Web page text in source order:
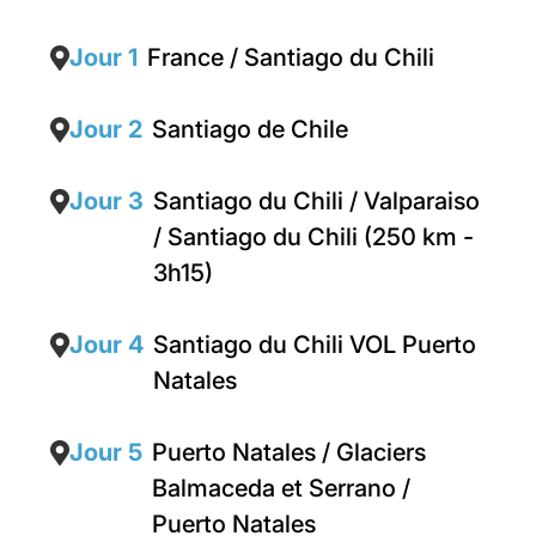
Jour 1 France / Santiago du Chili
Jour 2 Santiago de Chile
Jour 3 Santiago du Chili / Valparaiso
/ Santiago du Chili (250 km -
3h15)
Jour 4 Santiago du Chili VOL Puerto
Natales
Jour 5 Puerto Natales / Glaciers
Balmaceda et Serrano /
Puerto Natales